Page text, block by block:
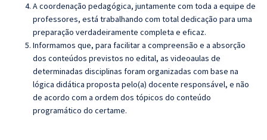
A coordenação pedagógica, juntamente com toda a equipe de
professores, está trabalhando com total dedicação para uma
preparação verdadeiramente completa e eficaz.
Informamos que, para facilitar a compreensão e a absorção
dos conteúdos previstos no edital, as videoaulas de
determinadas disciplinas foram organizadas com base na
lógica didática proposta pelo(a) docente responsável, e não
de acordo com a ordem dos tópicos do conteúdo
programático do certame.